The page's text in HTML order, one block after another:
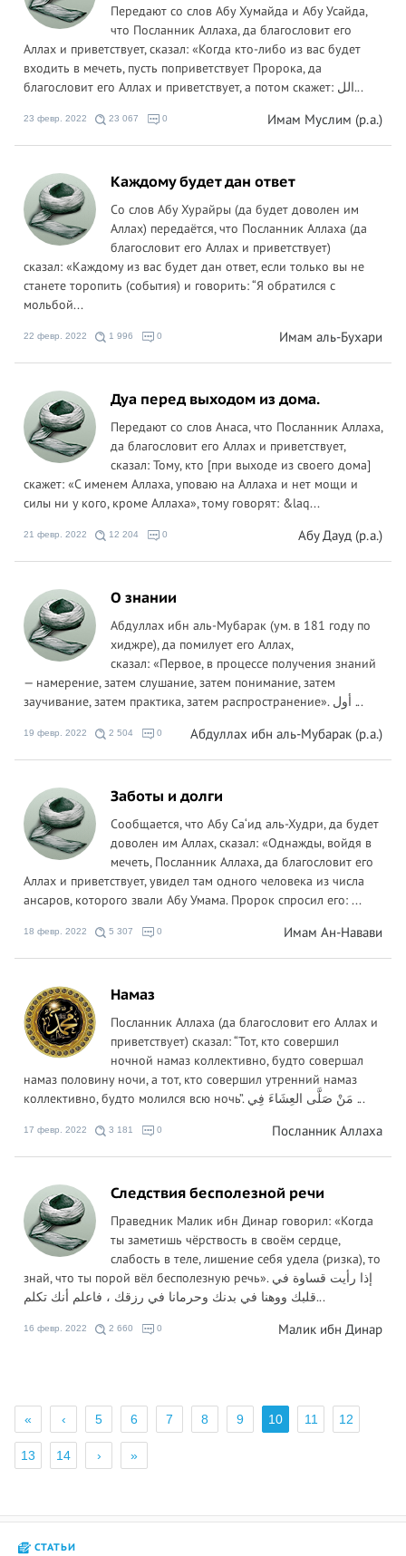
Передают со слов Абу Хумайда и Абу Усайда,
что Посланник Аллаха, да благословит его
Аллах и приветствует, сказал: «Когда кто-либо из вас будет
входить в мечеть, пусть поприветствует Пророка, да
благословит его Аллах и приветствует, а потом скажет: الل...
23 февр. 2022 23 067 0 Имам Муслим (р.а.)
Каждому будет дан ответ
Со слов Абу Хурайры (да будет доволен им
Аллах) передаётся, что Посланник Аллаха (да
благословит его Аллах и приветствует)
сказал: «Каждому из вас будет дан ответ, если только вы не
станете торопить (события) и говорить: “Я обратился с
мольбой...
22 февр. 2022 1 996 0 Имам аль-Бухари
Дуа перед выходом из дома.
Передают со слов Анаса, что Посланник Аллаха,
да благословит его Аллах и приветствует,
сказал: Тому, кто [при выходе из своего дома]
скажет: «С именем Аллаха, уповаю на Аллаха и нет мощи и
силы ни у кого, кроме Аллаха», тому говорят: &laq...
21 февр. 2022 12 204 0 Абу Дауд (р.а.)
О знании
Абдуллах ибн аль-Мубарак (ум. в 181 году по
хиджре), да помилует его Аллах,
сказал: «Первое, в процессе получения знаний
— намерение, затем слушание, затем понимание, затем
заучивание, затем практика, затем распространение». أول ...
19 февр. 2022 2 504 0 Абдуллах ибн аль-Мубарак (р.а.)
Заботы и долги
Сообщается, что Абу Са‘ид аль-Худри, да будет
доволен им Аллах, сказал: «Однажды, войдя в
мечеть, Посланник Аллаха, да благословит его
Аллах и приветствует, увидел там одного человека из числа
ансаров, которого звали Абу Умама. Пророк спросил его: ...
18 февр. 2022 5 307 0 Имам Ан-Навави
Намаз
Посланник Аллаха (да благословит его Аллах и
приветствует) сказал: “Тот, кто совершил
ночной намаз коллективно, будто совершал
намаз половину ночи, а тот, кто совершил утренний намаз
коллективно, будто молился всю ночь”. مَنْ صَلَّى العِشَاءَ فِي ...
17 февр. 2022 3 181 0 Посланник Аллаха
Следствия бесполезной речи
Праведник Малик ибн Динар говорил: «Когда
ты заметишь чёрствость в своём сердце,
слабость в теле, лишение себя удела (ризка), то
знай, что ты порой вёл бесполезную речь». إذا رأيت قساوة في
قلبك ووهنا في بدنك وحرمانا في رزقك ، فاعلم أنك تكلم...
16 февр. 2022 2 660 0 Малик ибн Динар
« ‹ 5 6 7 8 9 10 11 12
13 14 › »
СТАТЬИ